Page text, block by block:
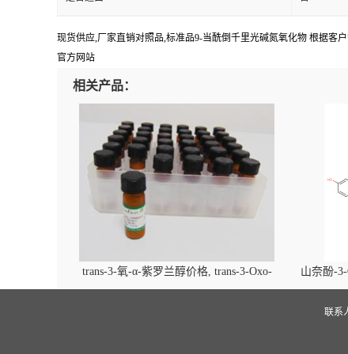
现货供应,厂家直销对照品,标准品9-当酰倒千里光碱氮氧化物 根据客户
官方网站
相关产品：
trans-3-氧-α-紫罗兰醇价格, trans-3-Oxo-
alpha-ionol对照品, CAS号:896107-70-3
山奈酚-
beta-D-
联系